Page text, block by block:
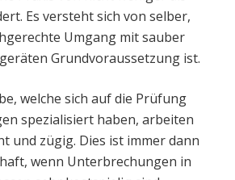
Es versteht sich von selber,
Umgang mit sauber
Grundvoraussetzung ist.
welche sich auf die Prüfung
spezialisiert haben, arbeiten
und zügig. Dies ist immer dann
wenn Unterbrechungen in